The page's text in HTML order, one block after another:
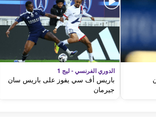
الدوري الفرنسي - ليج 1
باريس أف سي يفوز على باريس سان
جيرمان